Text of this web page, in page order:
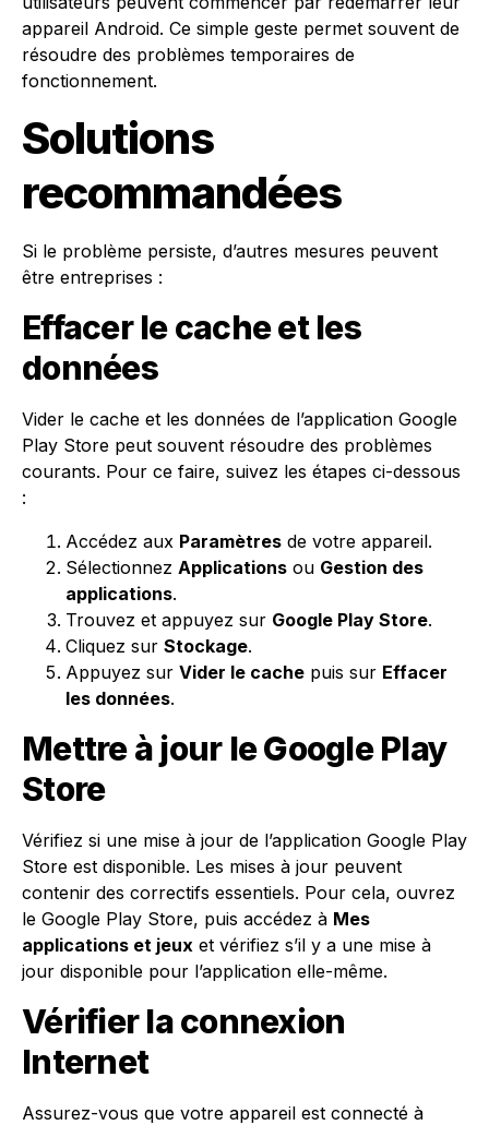
appareil Android. Ce simple geste permet souvent de
résoudre des problèmes temporaires de
fonctionnement.
Solutions
recommandées
Si le problème persiste, d’autres mesures peuvent
être entreprises :
Effacer le cache et les
données
Vider le cache et les données de l’application Google
Play Store peut souvent résoudre des problèmes
courants. Pour ce faire, suivez les étapes ci-dessous
:
Accédez aux Paramètres de votre appareil.
Sélectionnez Applications ou Gestion des
applications.
Trouvez et appuyez sur Google Play Store.
Cliquez sur Stockage.
Appuyez sur Vider le cache puis sur Effacer
les données.
Mettre à jour le Google Play
Store
Vérifiez si une mise à jour de l’application Google Play
Store est disponible. Les mises à jour peuvent
contenir des correctifs essentiels. Pour cela, ouvrez
le Google Play Store, puis accédez à Mes
applications et jeux et vérifiez s’il y a une mise à
jour disponible pour l’application elle-même.
Vérifier la connexion
Internet
Assurez-vous que votre appareil est connecté à